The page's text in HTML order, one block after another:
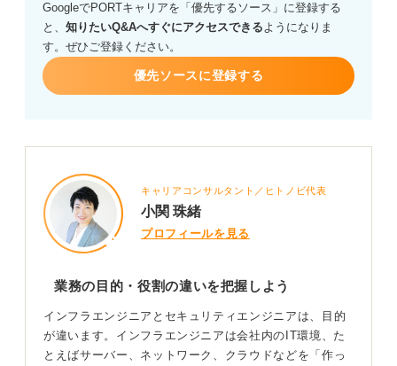
お願いします。
どちらの職種が、未経験の私にとってキャリアをスター
トしやすいかといった視点もいただきたいです。
GoogleでPORTキャリアを「優先するソース」に登録する
と、 知りたいQ&Aへすぐにアクセスできるようになりま
す。ぜひご登録ください。
優先ソースに登録する
キャリアコンサルタント／ヒトノビ代表
小関 珠緒
プロフィールを見る
業務の目的・役割の違いを把握しよう
インフラエンジニアとセキュリティエンジニアは、目的
が違います。インフラエンジニアは会社内のIT環境、た
とえばサーバー、ネットワーク、クラウドなどを「作っ